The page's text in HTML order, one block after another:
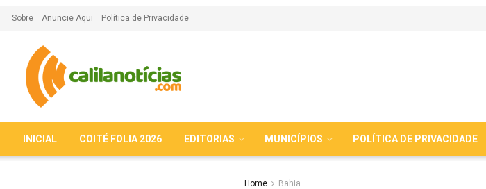
Sobre Anuncie Aqui Política de Privacidade
INICIAL COITÉ FOLIA 2026 EDITORIAS MUNICÍPIOS POLÍTICA DE PRIVACIDADE
Home Bahia